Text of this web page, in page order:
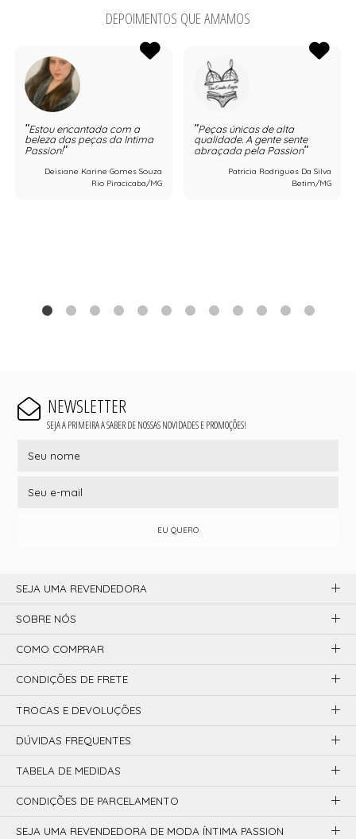
DEPOIMENTOS QUE AMAMOS
Estou encantada com a
beleza das peças da Intima
Passion!
Deisiane Karine Gomes Souza
Rio Piracicaba/MG
Peças únicas de alta
qualidade. A gente sente
abraçada pela Passion
Patricia Rodrigues Da Silva
Betim/MG
NEWSLETTER
SEJA A PRIMEIRA A SABER DE NOSSAS NOVIDADES E PROMOÇÕES!
EU QUERO
SEJA UMA REVENDEDORA
SOBRE NÓS
COMO COMPRAR
CONDIÇÕES DE FRETE
TROCAS E DEVOLUÇÕES
DÚVIDAS FREQUENTES
TABELA DE MEDIDAS
CONDIÇÕES DE PARCELAMENTO
SEJA UMA REVENDEDORA DE MODA ÍNTIMA PASSION